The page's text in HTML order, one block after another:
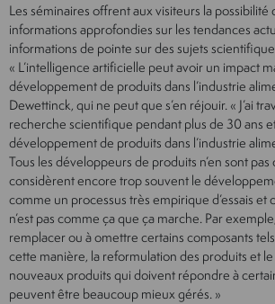
Les séminaires offrent aux visiteurs la possibilité
informations approfondies sur les tendances
informations de pointe sur des sujets
« L’intelligence artificielle peut avoir un impact
développement de produits dans l’industrie
Dewettinck, qui ne peut que s’en réjouir. « J’ai
recherche scientifique pendant plus de 30 ans
développement de produits dans l’industrie
Tous les développeurs de produits n’en sont
considèrent encore trop souvent le
comme un processus très empirique d’essais et
n’est pas comme ça que ça marche. Par
remplacer ou à omettre certains composants
cette manière, la reformulation des produits et
nouveaux produits qui doivent répondre à
peuvent être beaucoup mieux gérés. »